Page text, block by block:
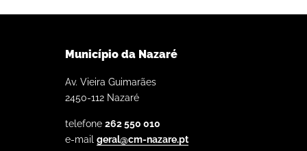
Município da Nazaré
Av. Vieira Guimarães
2450-112 Nazaré
telefone 262 550 010
e-mail geral@cm-nazare.pt